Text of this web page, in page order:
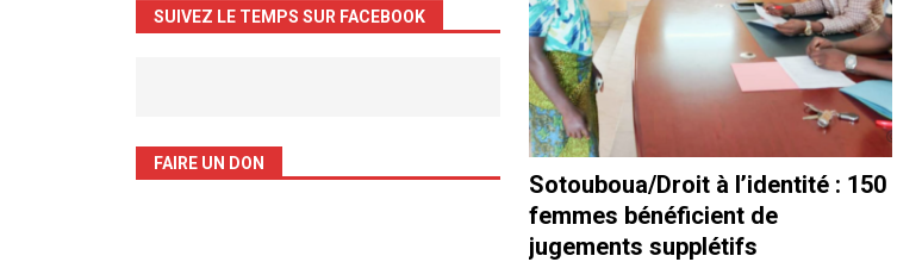
SUIVEZ LE TEMPS SUR FACEBOOK
FAIRE UN DON
Sotouboua/Droit à l’identité : 150
femmes bénéficient de
jugements supplétifs